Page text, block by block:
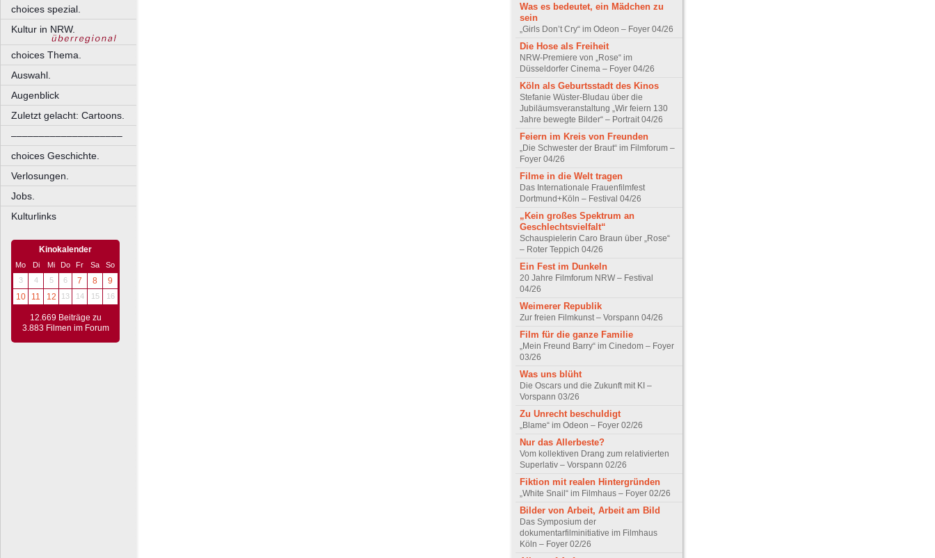
choices spezial.
Kultur in NRW.
choices Thema.
Auswahl.
Augenblick
Zuletzt gelacht: Cartoons.
––––––––––––––––––––
choices Geschichte.
Verlosungen.
Jobs.
Kulturlinks
Kinokalender
Mo Di Mi Do Fr Sa
So
3
4 5 6 7 8
9
10
11 12 13 14 15 16
12.669 Beiträge zu
3.883 Filmen im Forum
Was es bedeutet, ein Mädchen zu
sein
„Girls Don’t Cry“ im Odeon – Foyer 04/26
Die Hose als Freiheit
NRW-Premiere von „Rose“ im
Düsseldorfer Cinema – Foyer 04/26
Köln als Geburtsstadt des Kinos
Stefanie Wüster-Bludau über die
Jubiläumsveranstaltung „Wir feiern 130
Jahre bewegte Bilder“ – Portrait 04/26
Feiern im Kreis von Freunden
„Die Schwester der Braut“ im Filmforum –
Foyer 04/26
Filme in die Welt tragen
Das Internationale Frauenfilmfest
Dortmund+Köln – Festival 04/26
„Kein großes Spektrum an
Geschlechtsvielfalt“
Schauspielerin Caro Braun über „Rose“
– Roter Teppich 04/26
Ein Fest im Dunkeln
20 Jahre Filmforum NRW – Festival
04/26
Weimerer Republik
Zur freien Filmkunst – Vorspann 04/26
Film für die ganze Familie
„Mein Freund Barry“ im Cinedom – Foyer
03/26
Was uns blüht
Die Oscars und die Zukunft mit KI –
Vorspann 03/26
Zu Unrecht beschuldigt
„Blame“ im Odeon – Foyer 02/26
Nur das Allerbeste?
Vom kollektiven Drang zum relativierten
Superlativ – Vorspann 02/26
Fiktion mit realen Hintergründen
„White Snail“ im Filmhaus – Foyer 02/26
Bilder von Arbeit, Arbeit am Bild
Das Symposium der
dokumentarfilminitiative im Filmhaus
Köln – Foyer 02/26